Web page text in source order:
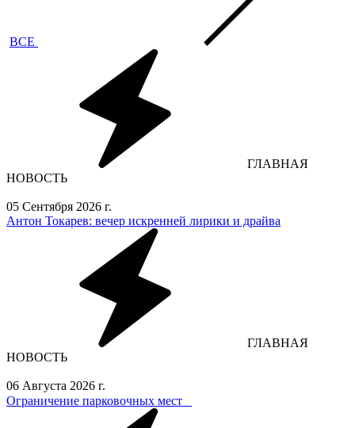
ВСЕ
ГЛАВНАЯ
НОВОСТЬ
05 Сентября 2026 г.
Антон Токарев: вечер искренней лирики и драйва
ГЛАВНАЯ
НОВОСТЬ
06 Августа 2026 г.
Ограничение парковочных мест⁣⁣⠀